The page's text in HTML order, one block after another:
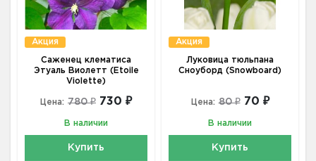
Акция
Саженец клематиса
Этуаль Виолетт (Etoile
Violette)
Цена: 780 ₽ 730 ₽
В наличии
Купить
Акция
Луковица тюльпана
Сноуборд (Snowboard)
Цена: 80 ₽ 70 ₽
В наличии
Купить